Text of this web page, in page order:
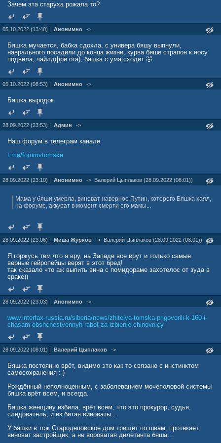
Зачем эта старуха рожала то?
05.10.2022 (13:40) | Анонимно ->
Бяшка мучается, бабка сдохла, с универа бяшу выпнули,
наврального посадили до конца жизни, курва бяше страпон к носу
подвела, чайлдфри ога), бяшка с ума сходит 🤣
05.10.2022 (08:53) | Анонимно ->
Бяшка выродок
28.09.2022 (23:53) | Админ ->
Наш форум в телеграм канале
t.me/forumvtomske
28.09.2022 (23:10) | Анонимно -> Валерий Цыплаков (28.09.2022 (08:01))
Мама у бяши умерла, виноват наверное Путин, которого Бяшка хаял,
на форуме, аккурат в момент смерти его мамы...
28.09.2022 (23:06) | Миша Журков -> Валерий Цыплаков (28.09.2022 (08:01))
Я горжусь тем что я вру, на Западе все врут и только самые
верные гейропейцы верят в этот бред!
так сказало что аж выпить вина с помидораме захотелос от зуда в
сраке))
28.09.2022 (23:03) | Анонимно ->
www.interfax-russia.ru/siberia/news/zhitelya-tomska-prigovorili-k-160-i-
chasam-obshchestvennyh-rabot-za-izbienie-chinovnicy
28.09.2022 (08:01) | Валерий Цыплаков ->
Бяшка постоянно врёт, видимо это как то связано с инстинктом
самосохранения :-)
Рождённый неполноценным, с заболеванием мочеполовой системы
бяшка врёт всем, и всегда.
Бяшка женщину избила, врёт всем, что это прокурор, судья,
следователь, и из битая виноваты...
У бяшки в тсж Стародеповское дом трещит по швам, протекает,
виноват застройщик, а не вороватая дилетанта бяша...